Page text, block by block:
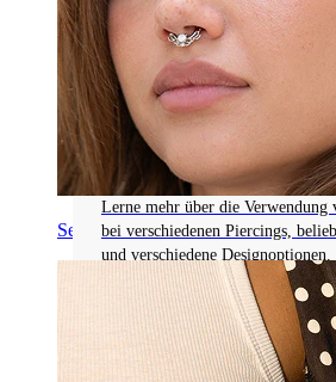
Septum
Arten von Piercingschmuck
DEIN KOMPLETTER
GERADE STÄBE
Lerne mehr über die Verwendung
bei verschiedenen Piercings,
und verschiedene
Tipps für die Wahl des perfekten
Mehr lesen